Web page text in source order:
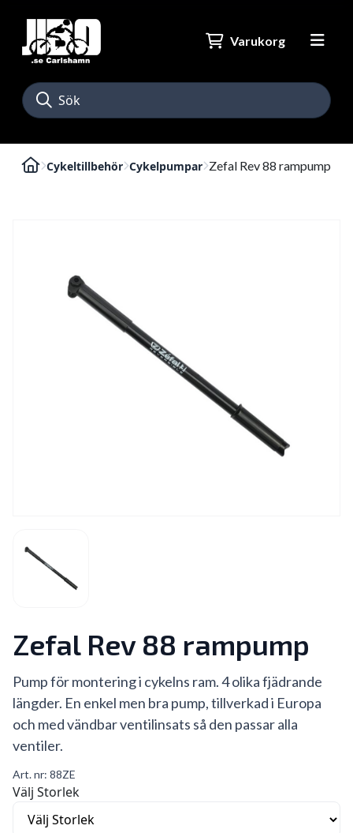
Varukorg
Cykeltillbehör Cykelpumpar Zefal Rev 88 rampump
Zefal Rev 88 rampump
Pump för montering i cykelns ram. 4 olika fjädrande
längder. En enkel men bra pump, tillverkad i Europa
och med vändbar ventilinsats så den passar alla
ventiler.
Art. nr: 88ZE
Välj Storlek